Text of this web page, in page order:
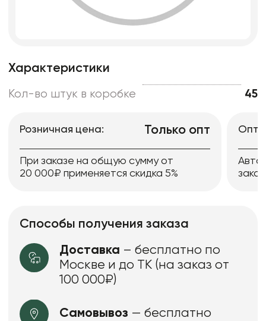
Характеристики
Кол-во штук в коробке 45
Розничная цена: Только опт
При заказе на общую сумму от
20 000₽ применяется скидка 5%
Способы получения заказа
Доставка – бесплатно по
Москве и до ТК (на заказ от
100 000₽)
Самовывоз — бесплатно